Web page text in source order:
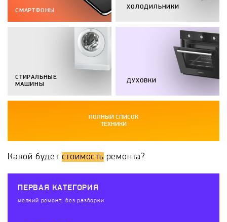
СМАРТФОНЫ
СТИРАЛЬНЫЕ
МАШИНЫ
ХОЛОДИЛЬНИКИ
ДУХОВКИ
ПОЛНЫЙ СПИСОК
ТЕХНИКИ
Какой будет стоимость ремонта?
ПЕРВАЯ КАТЕГОРИЯ
мелкий ремонт, без разборки